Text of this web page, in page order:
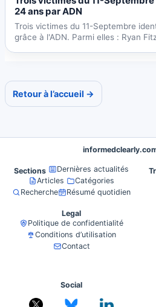
24 ans par ADN
Trois victimes du 11-Septembre
grâce à l'ADN. Parmi elles : Ryan
Retour à l’accueil →
Sections
Dernières actualités
Articles
Catégories
Recherche
Résumé quotidien
Legal
Politique de confidentialité
Conditions d’utilisation
Contact
Social